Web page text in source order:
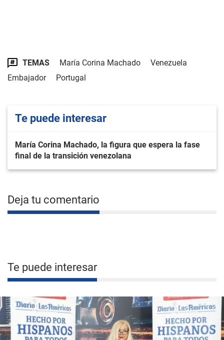
TEMAS María Corina Machado
Venezuela
Embajador
Portugal
Te puede interesar
María Corina Machado, la figura que espera la fase
final de la transición venezolana
Deja tu comentario
Te puede interesar